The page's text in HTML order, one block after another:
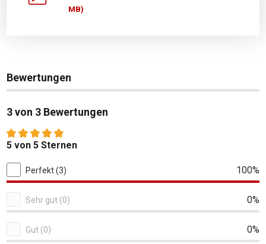
MB)
Bewertungen
3 von 3 Bewertungen
Durchschnittliche Bewertung von 5 von 5 Sternen
5 von 5 Sternen
3 von 3 Bewertungen
Perfekt (3) 100%
Sehr gut (0) 0%
Gut (0) 0%